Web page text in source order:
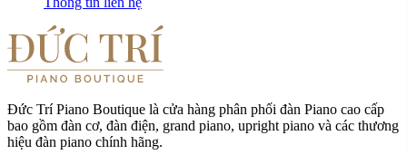
Đức Trí Piano Boutique là cửa hàng phân phối đàn Piano cao cấp
bao gồm đàn cơ, đàn điện, grand piano, upright piano và các thương
hiệu đàn piano chính hãng.